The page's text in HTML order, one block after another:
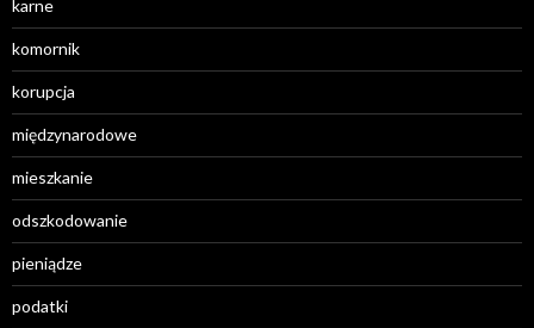
karne
komornik
korupcja
międzynarodowe
mieszkanie
odszkodowanie
pieniądze
podatki